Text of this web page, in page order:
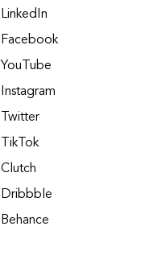
LinkedIn
Facebook
YouTube
Instagram
Twitter
TikTok
Clutch
Dribbble
Behance